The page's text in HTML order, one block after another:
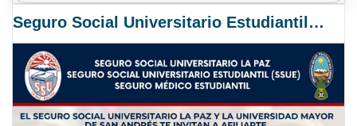
Seguro Social Universitario Estudiantil SSUE